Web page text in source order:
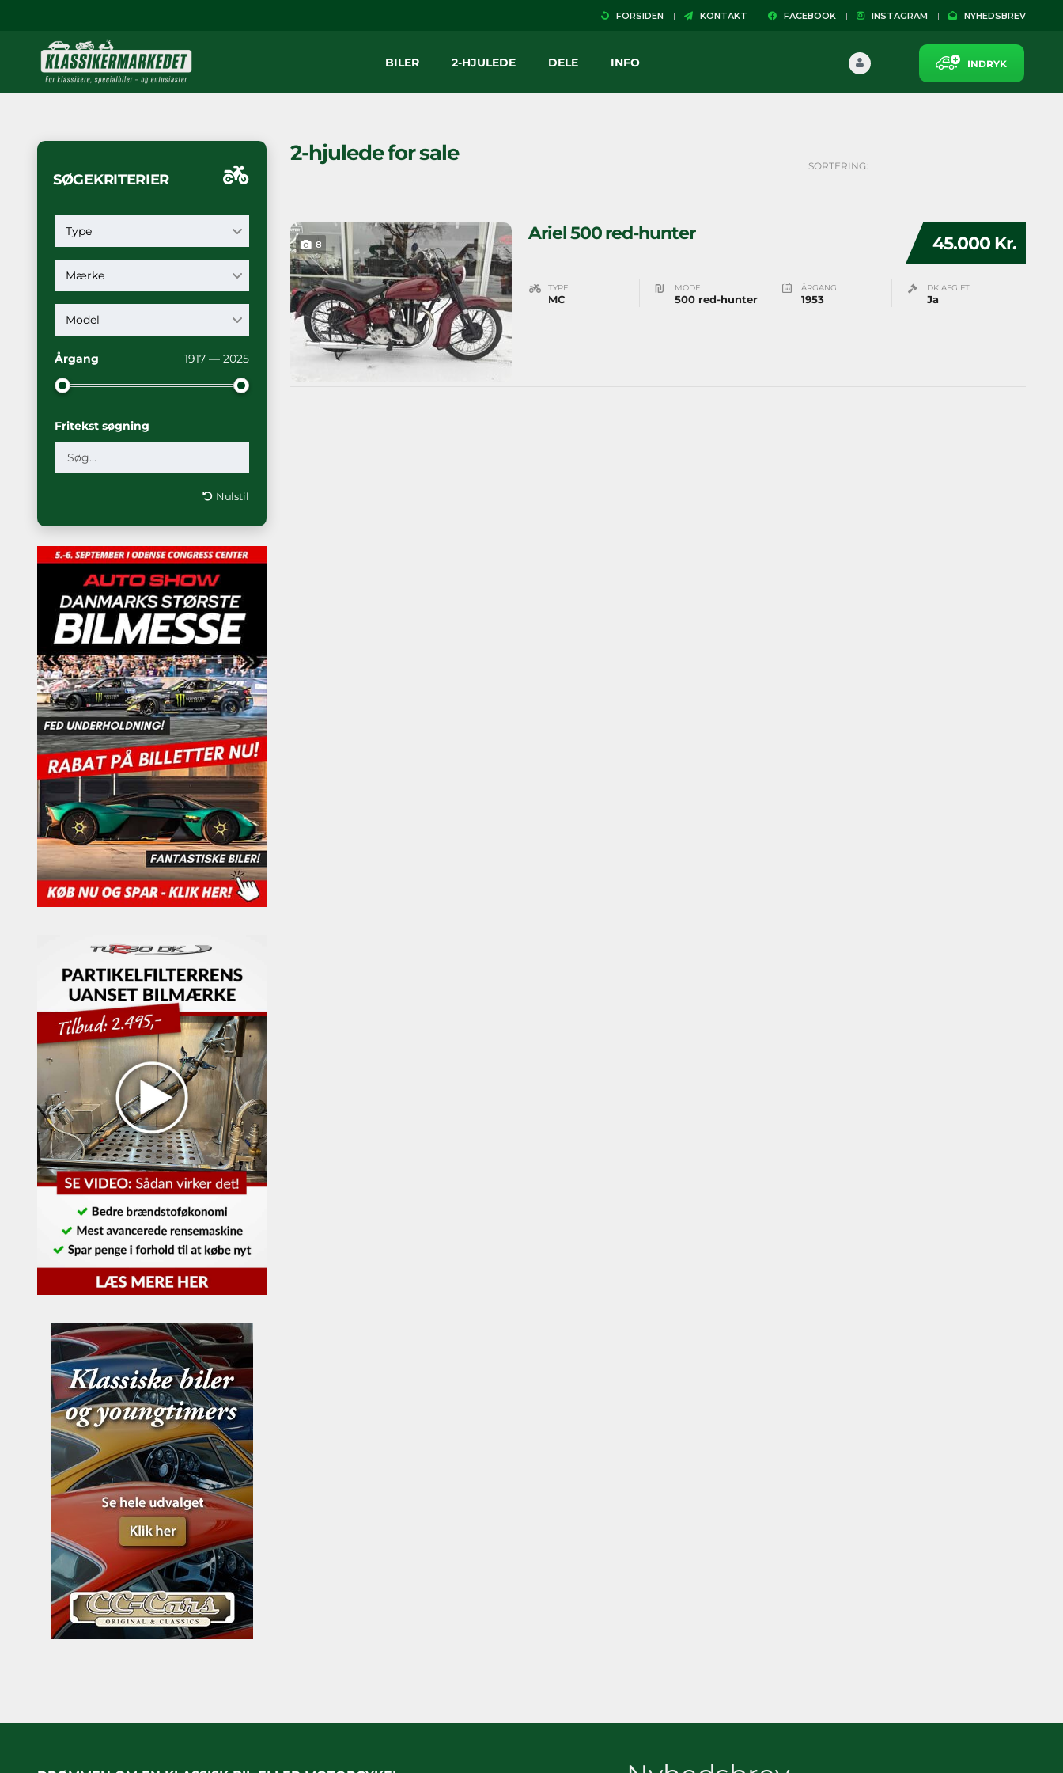
FORSIDEN KONTAKT FACEBOOK INSTAGRAM NYHEDSBREV
INDRYK
BILER 2-HJULEDE DELE INFO
SØGEKRITERIER
Type
Mærke
Model
Årgang 1917 — 2025
Fritekst søgning
Nulstil
2-hjulede for sale
SORTERING:
8 45.000 Kr.
Ariel 500 red-hunter
TYPE
MC
MODEL
500 red-hunter
ÅRGANG
1953
DK AFGIFT
Ja